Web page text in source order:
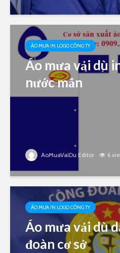
ÁO MƯA IN LOGO CÔNG TY
Áo mưa vải dù
nước mắn
AoMuaVaiDu Editor 6
ÁO MƯA IN LOGO CÔNG TY
Áo mưa vải dù
đoàn cơ sở